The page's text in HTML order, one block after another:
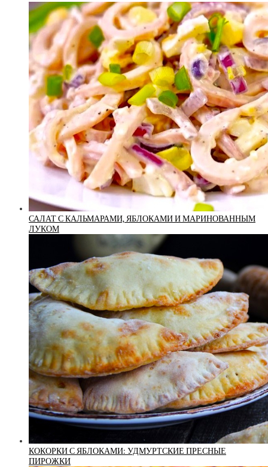
САЛАТ С КАЛЬМАРАМИ, ЯБЛОКАМИ И МАРИНОВАННЫМ
ЛУКОМ
КОКОРКИ С ЯБЛОКАМИ: УДМУРТСКИЕ ПРЕСНЫЕ
ПИРОЖКИ